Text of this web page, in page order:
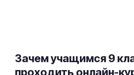
Зачем учащимся 9
проходить онлайн-